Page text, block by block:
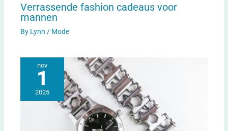
Verrassende fashion cadeaus voor
mannen
By Lynn / Mode
nov
1
2025